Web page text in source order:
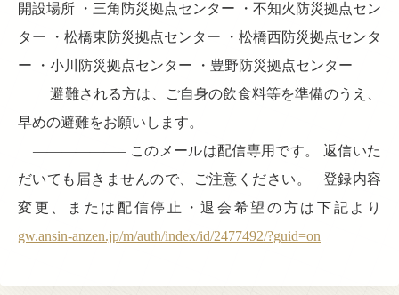
開設場所 ・三角防災拠点センター ・不知火防災拠点セン
ター ・松橋東防災拠点センター ・松橋西防災拠点センタ
ー ・小川防災拠点センター ・豊野防災拠点センター
避難される方は、ご自身の飲食料等を準備のうえ、
早めの避難をお願いします。
——————– このメールは配信専用です。 返信いた
だいても届きませんので、ご注意ください。 登録内容
変更、または配信停止・退会希望の方は下記より
gw.ansin-anzen.jp/m/auth/index/id/2477492/?guid=on